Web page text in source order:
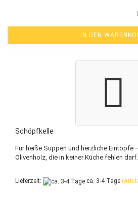
IN DEN
Schöpfkelle
Für heiße Suppen und herzliche Eintöpfe
Olivenholz, die in keiner Küche fehlen darf.
Lieferzeit: ca. 3-4 Tage